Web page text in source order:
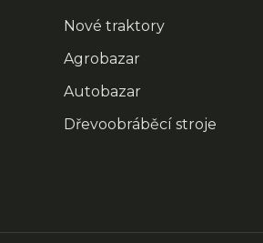
Nové traktory
Agrobazar
Autobazar
Dřevoobráběcí stroje